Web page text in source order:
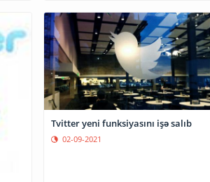
Tvitter yeni funksiyasını işə salıb
02-09-2021